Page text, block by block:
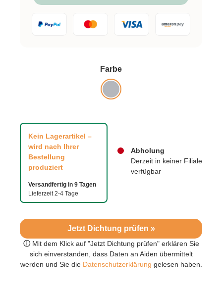
Jetzt Dichtung prüfen »
ⓘ Mit dem Klick auf "Jetzt Dichtung prüfen" erklären Sie
sich einverstanden, dass Daten an Aiden übermittelt
werden und Sie dieDatenschutzerklärung gelesen haben.
Kein Lagerartikel –
wird nach Ihrer
Bestellung
produziert
Versandfertig in 9 Tagen
Lieferzeit 2-4 Tage
Abholung
Derzeit in keiner Filiale
verfügbar
Farbeauswählen